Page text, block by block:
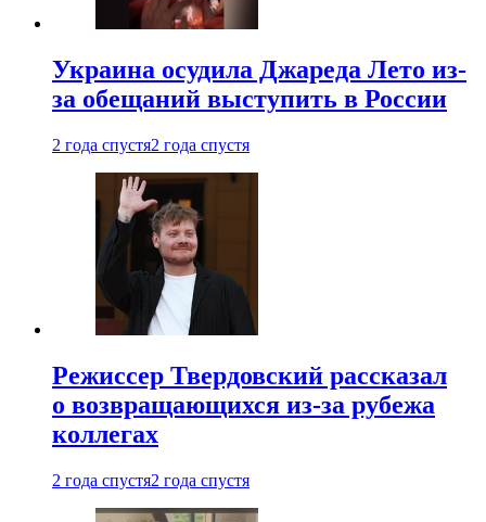
Украина осудила Джареда Лето из-
за обещаний выступить в России
2 года спустя2 года спустя
Режиссер Твердовский рассказал
о возвращающихся из-за рубежа
коллегах
2 года спустя2 года спустя